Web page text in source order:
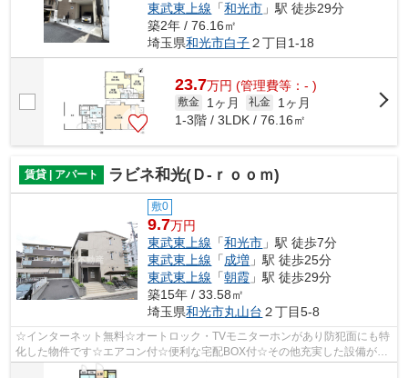
東武東上線 「和光市 」駅 徒歩29分
築2年 / 76.16㎡
埼玉県和光市白子２丁目1-18
23.7万円 (管理費等：- )
敷金 1ヶ月 礼金
1ヶ月
1-3階 / 3LDK / 76.16㎡
賃貸 | アパート ラビネ和光(Ｄ-ｒｏｏｍ)
敷0
9.7万円
東武東上線 「和光市 」駅 徒歩7分
東武東上線 「成増 」駅 徒歩25分
東武東上線 「朝霞 」駅 徒歩29分
築15年 / 33.58㎡
埼玉県和光市丸山台 ２丁目5-8
☆インターネット無料☆オートロック・TVモニターホンがあり防犯面にも特
化した物件です☆エアコン付☆便利な宅配BOX付☆その他充実した設備がご
ざいます☆お問い合わせはかつみ不動産 朝霞...